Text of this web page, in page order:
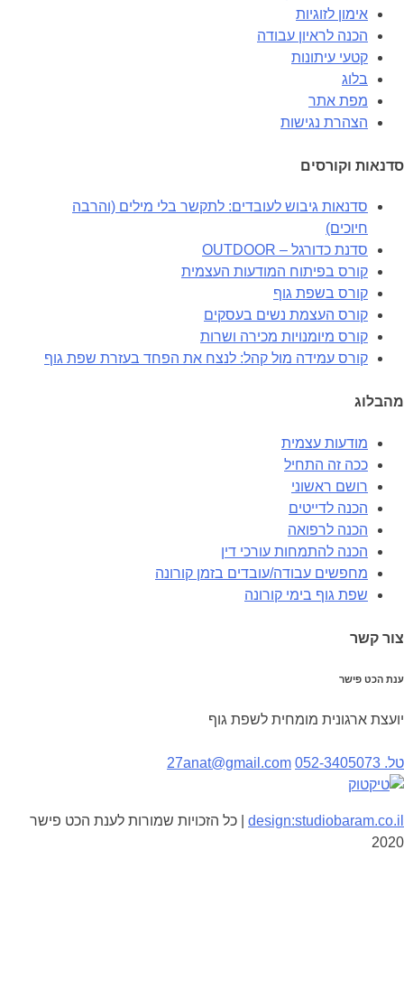
אימון לזוגיות
הכנה לראיון עבודה
קטעי עיתונות
בלוג
מפת אתר
הצהרת נגישות
סדנאות וקורסים
סדנאות גיבוש לעובדים: לתקשר בלי מילים (והרבה
חיוכים)
סדנת כדורגל – OUTDOOR
קורס בפיתוח המודעות העצמית
קורס בשפת גוף
קורס העצמת נשים בעסקים
קורס מיומנויות מכירה ושרות
קורס עמידה מול קהל: לנצח את הפחד בעזרת שפת גוף
מהבלוג
מודעות עצמית
ככה זה התחיל
רושם ראשוני
הכנה לדייטים
הכנה לרפואה
הכנה להתמחות עורכי דין
מחפשים עבודה/עובדים בזמן קורונה
שפת גוף בימי קורונה
צור קשר
ענת הכט פישר
יועצת ארגונית מומחית לשפת גוף
טל. 052-3405073 27anat@gmail.com
design:studiobaram.co.il | כל הזכויות שמורות לענת הכט פישר
2020